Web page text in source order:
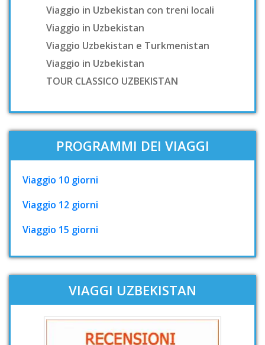
Viaggio in Uzbekistan con treni locali
Viaggio in Uzbekistan
Viaggio Uzbekistan e Turkmenistan
Viaggio in Uzbekistan
TOUR CLASSICO UZBEKISTAN
PROGRAMMI DEI VIAGGI
Viaggio 10 giorni
Viaggio 12 giorni
Viaggio 15 giorni
VIAGGI UZBEKISTAN